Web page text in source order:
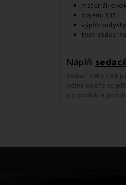
materiál:
objem: 335 l
výplň:
tvar: sedací
Náplň
Sedací vaky EMI
velmi dobře se
do podob a